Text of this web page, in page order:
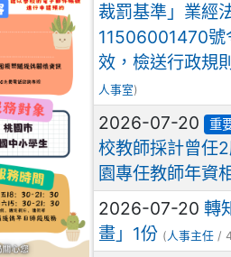
裁罰基準」業經
11506001470號
效，檢送行政規
人事室)
2026-07-20 重
校教師採計曾任
園專任教師年資
2026-07-20轉
畫」1份 (人事主任 /